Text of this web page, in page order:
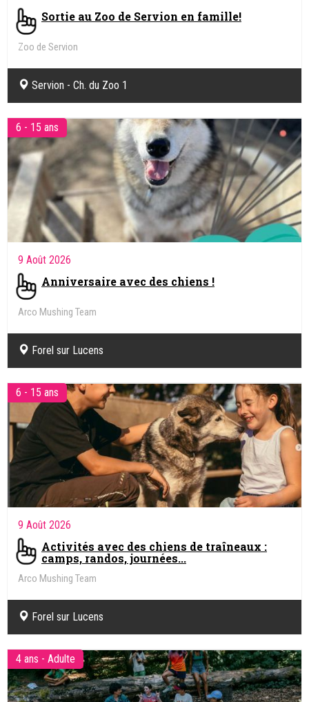
Sortie au Zoo de Servion en famille!
Zoo de Servion
Servion - Ch. du Zoo 1
6 - 15 ans
9 Août 2026
Anniversaire avec des chiens !
Arco Mushing Team
Forel sur Lucens
6 - 15 ans
9 Août 2026
Activités avec des chiens de traîneaux :
camps, randos, journées...
Arco Mushing Team
Forel sur Lucens
4 ans - Adulte